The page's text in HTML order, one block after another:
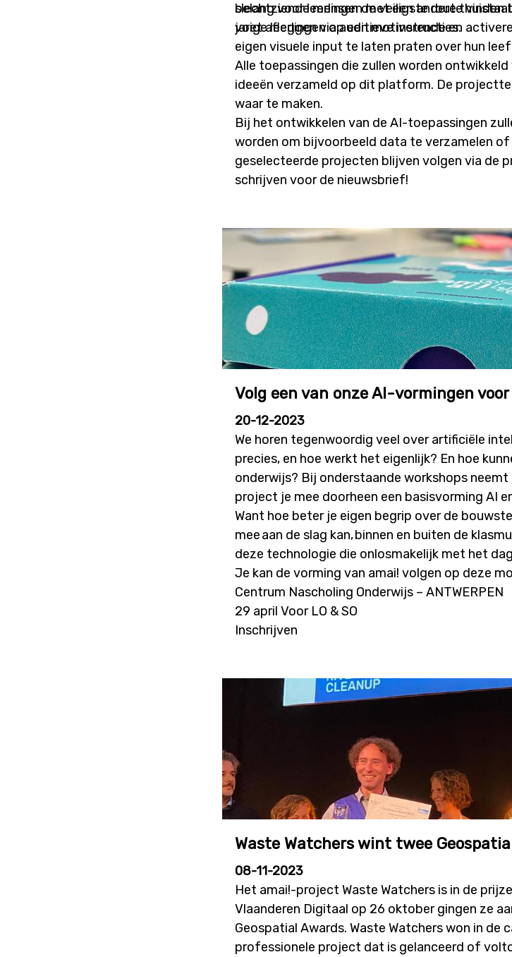
slechtziende mensen de veiligste route vinden
voet afleggen via auditieve instructies.
belang voor leerlingen met een andere
jarige leerlingen op een motiverende en
eigen visuele input te laten praten over hun
Alle toepassingen die zullen worden
ideeën verzameld op dit platform. De
waar te maken.
Bij het ontwikkelen van de AI-toepassingen
worden om bijvoorbeeld data te verzamelen
geselecteerde projecten blijven volgen via de
schrijven voor de nieuwsbrief!
Volg een van onze AI-vormingen
20-12-2023
We horen tegenwoordig veel over artificiële
precies, en hoe werkt het eigenlijk? En hoe
onderwijs? Bij onderstaande workshops
project je mee doorheen een basisvorming AI
Want hoe beter je eigen begrip over de
mee aan de slag kan, binnen en buiten de
deze technologie die onlosmakelijk met het
Je kan de vorming van amai! volgen op deze
Centrum Nascholing Onderwijs – ANTWERPEN
29 april Voor LO & SO
Inschrijven
Waste Watchers wint twee
08-11-2023
Het amai!-project Waste Watchers is in de
Vlaanderen Digitaal op 26 oktober gingen ze
Geospatial Awards. Waste Watchers won in de
professionele project dat is gelanceerd of